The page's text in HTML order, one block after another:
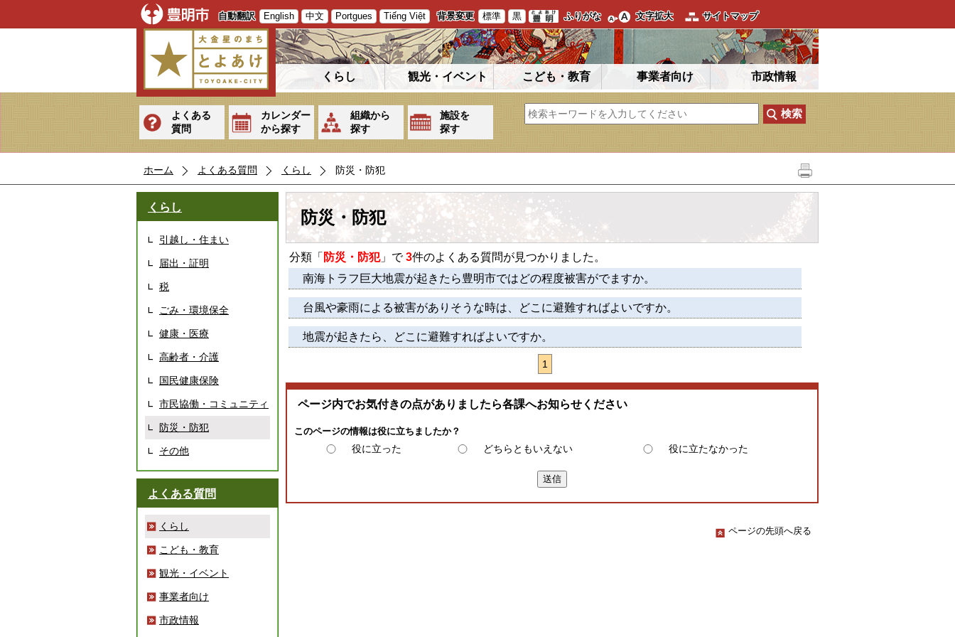
自動翻訳 English 中文 Portgues Tiếng Việt 背景変更 標準 黒 ふりがな 文字拡大 サイトマップ
くらし 観光・イベント こども・教育 事業者向け 市政情報
よくある
質問
カレンダー
から探す
組織から
探す
施設を
探す
ホーム よくある質問 くらし 防災・防犯
くらし
引越し・住まい
届出・証明
税
ごみ・環境保全
健康・医療
高齢者・介護
国民健康保険
市民協働・コミュニティ
防災・防犯
その他
よくある質問
くらし
こども・教育
観光・イベント
事業者向け
市政情報
防災・防犯
分類「 防災・防犯」で3件のよくある質問が見つかりました。
南海トラフ巨大地震が起きたら豊明市ではどの程度被害がでますか。
台風や豪雨による被害がありそうな時は、どこに避難すればよいですか。
地震が起きたら、どこに避難すればよいですか。
1
ページ内でお気付きの点がありましたら各課へお知らせください
このページの情報は役に立ちましたか？
役に立った どちらともいえない 役に立たなかった
ページの先頭へ戻る